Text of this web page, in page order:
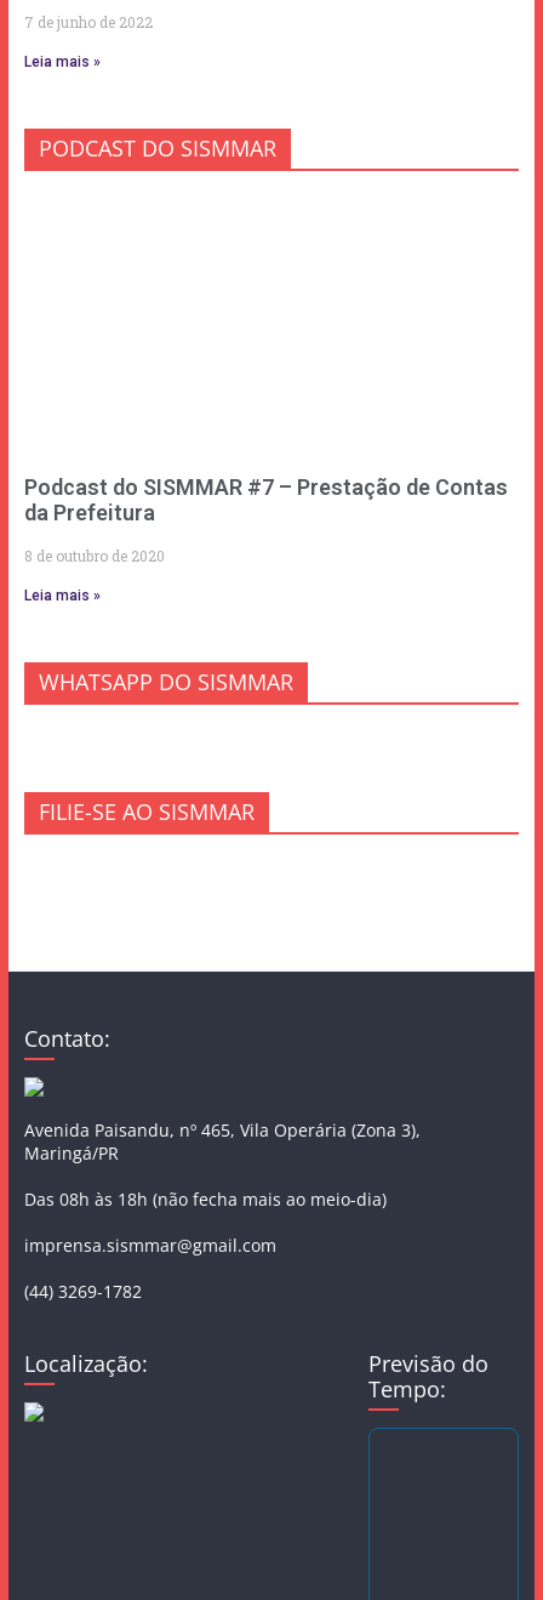
7 de junho de 2022
Leia mais »
PODCAST DO SISMMAR
Podcast do SISMMAR #7 – Prestação de Contas
da Prefeitura
8 de outubro de 2020
Leia mais »
WHATSAPP DO SISMMAR
FILIE-SE AO SISMMAR
Contato:
Avenida Paisandu, nº 465, Vila Operária (Zona 3),
Maringá/PR
Das 08h às 18h (não fecha mais ao meio-dia)
imprensa.sismmar@gmail.com
(44) 3269-1782
Localização:
Previsão do
Tempo: